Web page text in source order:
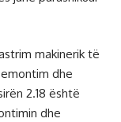
makinerik të
dhe
2.18 është
dhe